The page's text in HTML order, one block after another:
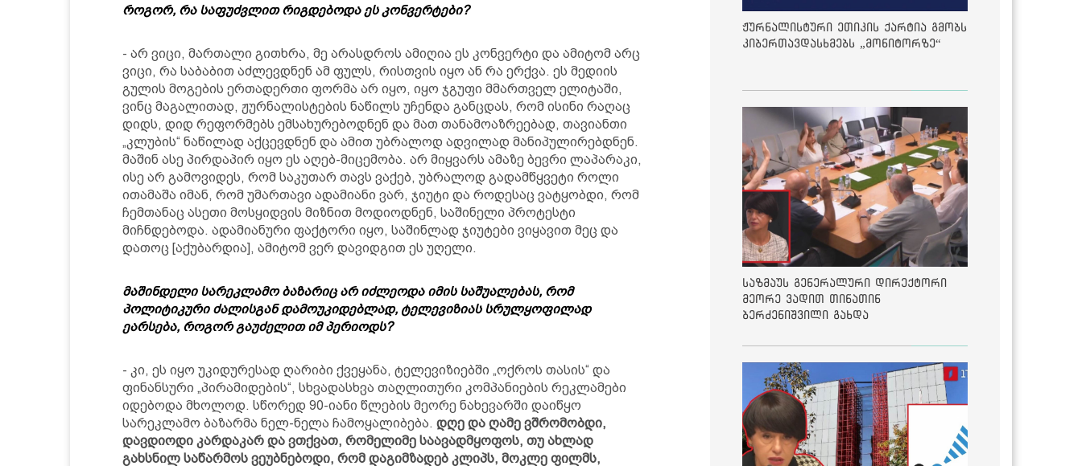
როგორ, რა საფუძვლით რიგდებოდა ეს კონვერტები?
- არ ვიცი, მართალი გითხრა, მე არასდროს ამიღია ეს კონვერტი და ამიტომ არც
ვიცი, რა საბაბით აძლევდნენ ამ ფულს, რისთვის იყო ან რა ერქვა. ეს მედიის
გულის მოგების ერთადერთი ფორმა არ იყო, იყო ჯგუფი მმართველ ელიტაში,
ვინც მაგალითად, ჟურნალისტების ნაწილს უჩენდა განცდას, რომ ისინი რაღაც
დიდს, დიდ რეფორმებს ემსახურებოდნენ და მათ თანამოაზრეებად, თავიანთი
„კლუბის“ ნაწილად აქცევდნენ და ამით უბრალოდ ადვილად მანიპულირებდნენ.
მაშინ ასე პირდაპირ იყო ეს აღებ-მიცემობა. არ მიყვარს ამაზე ბევრი ლაპარაკი,
ისე არ გამოვიდეს, რომ საკუთარ თავს ვაქებ, უბრალოდ გადამწყვეტი როლი
ითამაშა იმან, რომ უმართავი ადამიანი ვარ, ჯიუტი და როდესაც ვატყობდი, რომ
ჩემთანაც ასეთი მოსყიდვის მიზნით მოდიოდნენ, საშინელი პროტესტი
მიჩნდებოდა. ადამიანური ფაქტორი იყო, საშინლად ჯიუტები ვიყავით მეც და
დათოც [აქუბარდია], ამიტომ ვერ დავიდგით ეს უღელი.
მაშინდელი სარეკლამო ბაზარიც არ იძლეოდა იმის საშუალებას, რომ
პოლიტიკური ძალისგან დამოუკიდებლად, ტელევიზიას სრულყოფილად
ეარსება, როგორ გაუძელით იმ პერიოდს?
- კი, ეს იყო უკიდურესად ღარიბი ქვეყანა, ტელევიზიებში „ოქროს თასის“ და
ფინანსური „პირამიდების“, სხვადასხვა თაღლითური კომპანიების რეკლამები
იდებოდა მხოლოდ. სწორედ 90-იანი წლების მეორე ნახევარში დაიწყო
სარეკლამო ბაზარმა ნელ-ნელა ჩამოყალიბება. დღე და ღამე ვშრომობდი,
დავდიოდი კარდაკარ და ვთქვათ, რომელიმე საავადმყოფოს, თუ ახლად
გახსნილ საწარმოს ვეუბნებოდი, რომ დაგიმზადებ კლიპს, მოკლე ფილმს,
ჟურნალისტური ეთიკის ქარტია გმობს
კიბერთავდასხმებს „მონიტორზე“
საზმაუს გენერალური დირექტორი
მეორე ვადით თინათინ
ბერძენიშვილი გახდა